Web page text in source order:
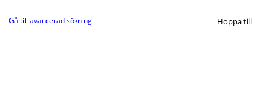
Gå till avancerad sökning Hoppa till